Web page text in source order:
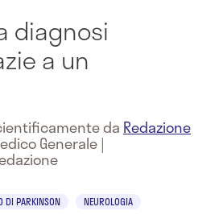
diagnosi
a un
da Redazione
Generale|
DI PARKINSON NEUROLOGIA